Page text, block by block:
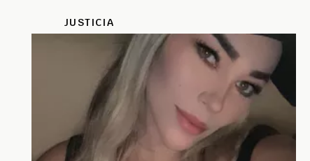
JUSTICIA